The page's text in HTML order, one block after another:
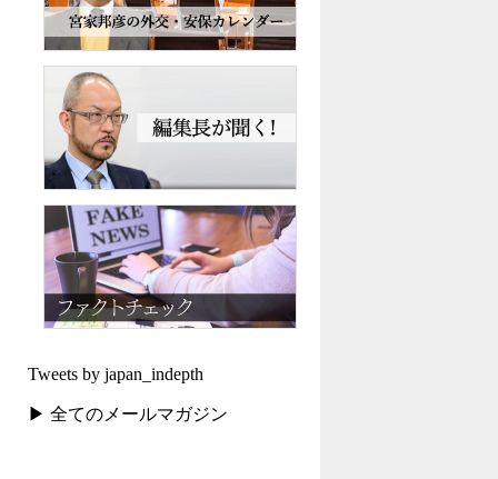
Tweets by japan_indepth
▶ 全てのメールマガジン